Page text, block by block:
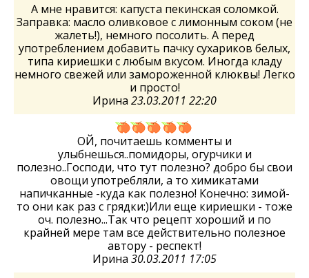
А мне нравится: капуста пекинская соломкой.
Заправка: масло оливковое с лимонным соком (не
жалеть!), немного посолить. А перед
употреблением добавить пачку сухариков белых,
типа кириешки с любым вкусом. Иногда кладу
немного свежей или замороженной клюквы! Легко
и просто!
Ирина 23.03.2011 22:20
ОЙ, почитаешь комменты и
улыбнешься..помидоры, огурчики и
полезно..Господи, что тут полезно? добро бы свои
овощи употребляли, а то химикатами
напичканные -куда как полезно! Конечно: зимой-
то они как раз с грядки:)Или еще кириешки - тоже
оч. полезно...Так что рецепт хороший и по
крайней мере там все действительно полезное
автору - респект!
Ирина 30.03.2011 17:05